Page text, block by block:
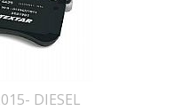
DIESEL